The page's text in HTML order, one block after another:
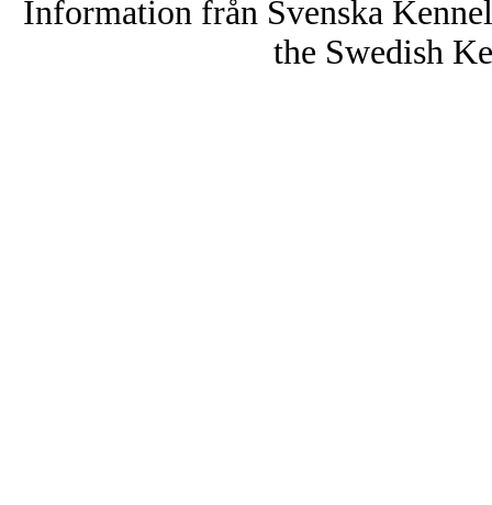
Information från Svenska
the Swedish